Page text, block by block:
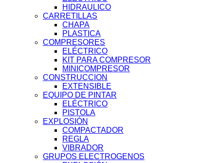
HIDRAULICO
CARRETILLAS
CHAPA
PLASTICA
COMPRESORES
ELÉCTRICO
KIT PARA COMPRESOR
MINICOMPRESOR
CONSTRUCCION
EXTENSIBLE
EQUIPO DE PINTAR
ELÉCTRICO
PISTOLA
EXPLOSIÓN
COMPACTADOR
REGLA
VIBRADOR
GRUPOS ELECTROGENOS